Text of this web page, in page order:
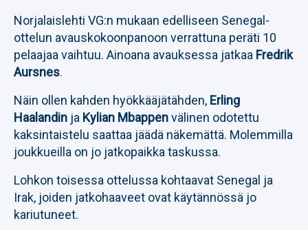
Norjalaislehti VG:n mukaan edelliseen Senegal-
ottelun avauskokoonpanoon verrattuna peräti 10
pelaajaa vaihtuu. Ainoana avauksessa jatkaa Fredrik
Aursnes.
Näin ollen kahden hyökkääjätähden, Erling
Haalandin ja Kylian Mbappenvälinen odotettu
kaksintaistelu saattaa jäädä näkemättä. Molemmilla
joukkueilla on jo jatkopaikka taskussa.
Lohkon toisessa ottelussa kohtaavat Senegal ja
Irak, joiden jatkohaaveet ovat käytännössä jo
kariutuneet.